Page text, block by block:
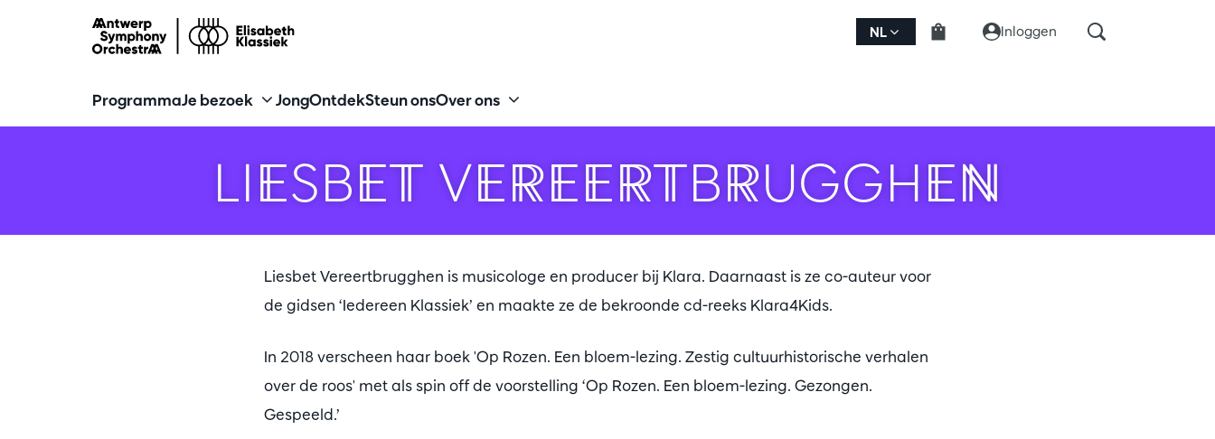
NL Inloggen
ProgrammaJe bezoek JongOntdekSteun onsOver ons
LIESBET VEREERTBRUGGHEN
Liesbet Vereertbrugghen is musicologe en producer bij Klara. Daarnaast is ze co-auteur voor
de gidsen ‘Iedereen Klassiek’ en maakte ze de bekroonde cd-reeks Klara4Kids.
In 2018 verscheen haar boek 'Op Rozen. Een bloem-lezing. Zestig cultuurhistorische verhalen
over de roos' met als spin off de voorstelling ‘Op Rozen. Een bloem-lezing. Gezongen.
Gespeeld.’